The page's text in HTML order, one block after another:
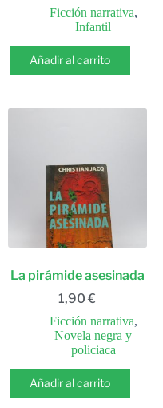
Ficción narrativa,
Infantil
Añadir al carrito
La pirámide asesinada
1,90€
Ficción narrativa,
Novela negra y
policiaca
Añadir al carrito